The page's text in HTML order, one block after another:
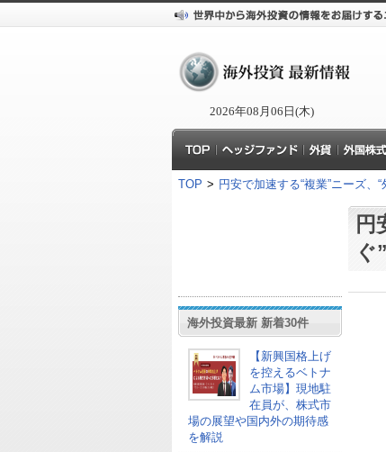
2026年08月06日(木)
TOP > 円安で加速する“複業”ニーズ、
海外投資最新 新着30件
【新興国格上げ
を控えるベトナ
ム市場】現地駐
在員が、株式市
場の展望や国内外の期待感
を解説
円
ぐ